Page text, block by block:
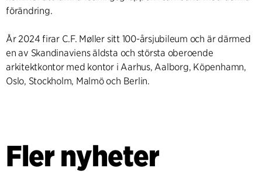
förändring.
År 2024 firar C.F. Møller sitt 100-årsjubileum och är därmed
en av Skandinaviens äldsta och största oberoende
arkitektkontor med kontor i Aarhus, Aalborg, Köpenhamn,
Oslo, Stockholm, Malmö och Berlin.
Fler nyheter